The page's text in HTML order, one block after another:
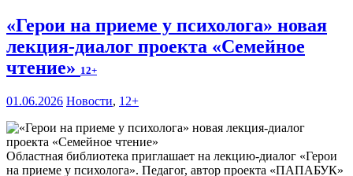
«Герои на приеме у психолога» новая
лекция-диалог проекта «Семейное
чтение» 12+
01.06.2026 Новости, 12+
Областная библиотека приглашает на лекцию-диалог «Герои
на приеме у психолога». Педагог, автор проекта «ПАПАБУК»